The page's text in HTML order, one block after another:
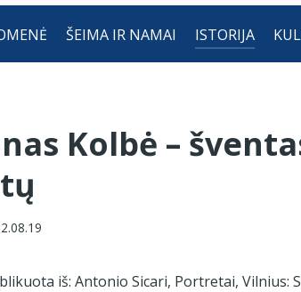
ŠEIMA IR NAMAI ISTORIJA
Kolbė –
iš: Antonio Sicari, Portretai, Vilnius: